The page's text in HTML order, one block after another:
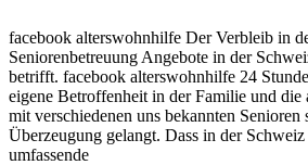
facebook alterswohnhilfe Der Verbleib in
Seniorenbetreuung Angebote in der
betrifft. facebook alterswohnhilfe 24
eigene Betroffenheit in der Familie und die
mit verschiedenen uns bekannten
Überzeugung gelangt. Dass in der
umfassende